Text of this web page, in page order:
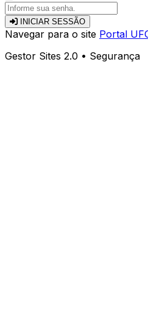
INICIAR SESSÃO
Navegar para o site Portal
Gestor Sites 2.0 • Segurança